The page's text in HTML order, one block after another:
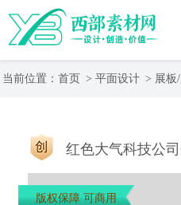
当前位置： 首页 > 平面设计 > 展板
红色大气科技公
版权保障 可商用